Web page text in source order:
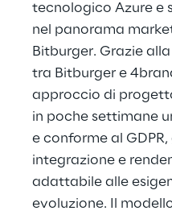
tecnologico Azure e
nel panorama
Bitburger. Grazie
tra Bitburger e
approccio di
in poche settimane
e conforme al
integrazione e
adattabile alle
evoluzione. Il